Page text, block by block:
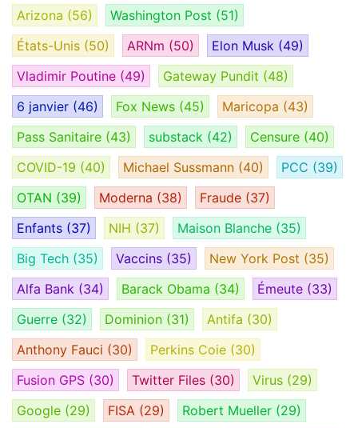
Arizona (56) Washington Post (51)
États-Unis (50) ARNm (50) Elon Musk (49)
Vladimir Poutine (49) Gateway Pundit (48)
6 janvier (46) Fox News (45) Maricopa (43)
Pass Sanitaire (43) substack (42) Censure (40)
COVID-19 (40) Michael Sussmann (40) PCC (39)
OTAN (39) Moderna (38) Fraude (37)
Enfants (37) NIH (37) Maison Blanche (35)
Big Tech (35) Vaccins (35) New York Post (35)
Alfa Bank (34) Barack Obama (34) Émeute (33)
Guerre (32) Dominion (31) Antifa (30)
Anthony Fauci (30) Perkins Coie (30)
Fusion GPS (30) Twitter Files (30) Virus (29)
Google (29) FISA (29) Robert Mueller (29)